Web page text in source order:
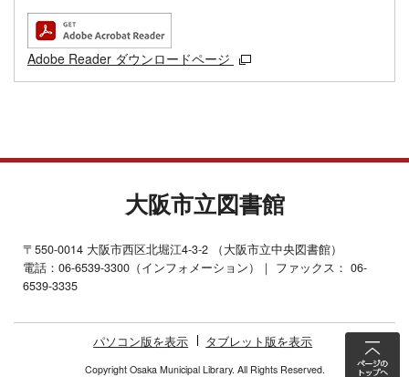
Adobe Reader ダウンロードページ
大阪市立図書館
〒550-0014 大阪市西区北堀江4-3-2 （大阪市立中央図書館）
電話：06-6539-3300（インフォメーション）｜ ファックス： 06-
6539-3335
パソコン版を表示 タブレット版を表示
Copyright Osaka Municipal Library. All Rights Reserved.